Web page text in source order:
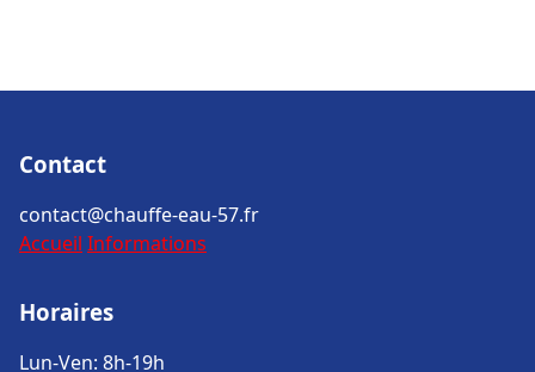
Contact
contact@chauffe-eau-57.fr
Accueil Informations
Horaires
Lun-Ven: 8h-19h